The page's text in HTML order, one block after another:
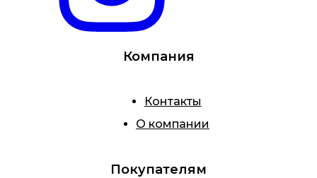
Компания
Контакты
О компании
Покупателям